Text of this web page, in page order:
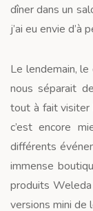
dîner dans un
j’ai eu envie d’à
Le lendemain,
nous séparait
tout à fait visiter
c’est encore
différents
immense
produits
versions mini de